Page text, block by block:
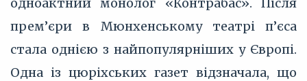
прем’єри в Мюнхенському театрі п’єса
стала однією з найпопулярніших у Європі.
Одна із цюріхських газет відзначала, що